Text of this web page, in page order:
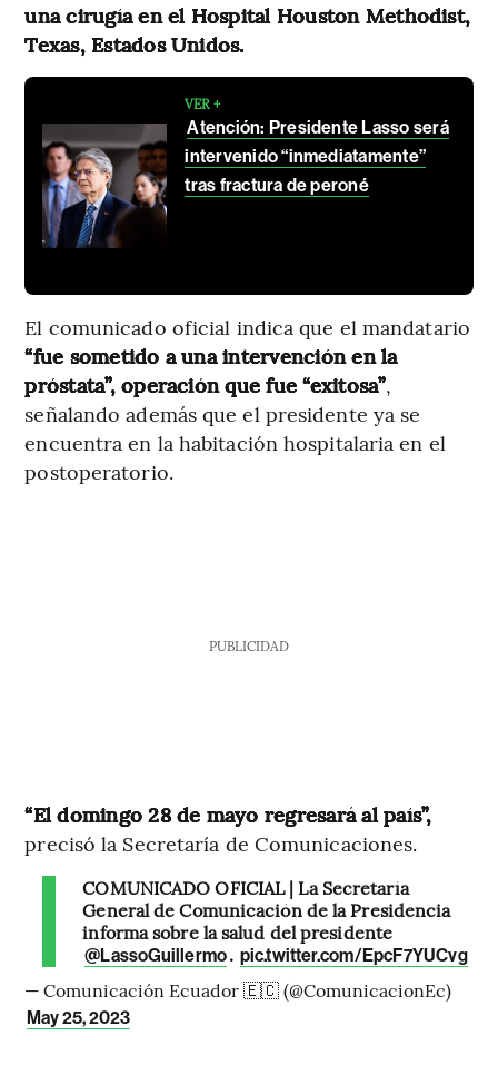
una cirugía en el Hospital Houston Methodist,
Texas, Estados Unidos.
VER +
Atención: Presidente Lasso será
intervenido “inmediatamente”
tras fractura de peroné
El comunicado oficial indica que el mandatario
“fue sometido a una intervención en la
próstata”, operación que fue “exitosa”,
señalando además que el presidente ya se
encuentra en la habitación hospitalaria en el
postoperatorio.
PUBLICIDAD
“El domingo 28 de mayo regresará al país”,
precisó la Secretaría de Comunicaciones.
COMUNICADO OFICIAL | La Secretaría
General de Comunicación de la Presidencia
informa sobre la salud del presidente
@LassoGuillermo. pic.twitter.com/EpcF7YUCvg
— Comunicación Ecuador 🇪🇨 (@ComunicacionEc)
May 25, 2023